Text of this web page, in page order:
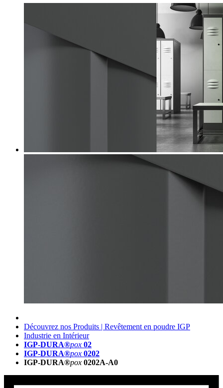
Découvrez nos Produits | Revêtement en poudre IGP
Industrie en Intérieur
IGP-DURA®pox 02
IGP-DURA®pox 0202
IGP-DURA®pox 0202A-A0